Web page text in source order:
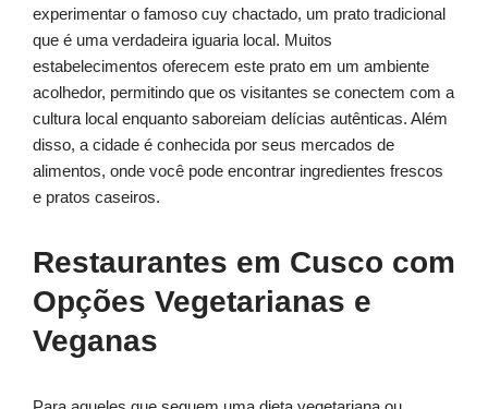
experimentar o famoso cuy chactado, um prato tradicional
que é uma verdadeira iguaria local. Muitos
estabelecimentos oferecem este prato em um ambiente
acolhedor, permitindo que os visitantes se conectem com a
cultura local enquanto saboreiam delícias autênticas. Além
disso, a cidade é conhecida por seus mercados de
alimentos, onde você pode encontrar ingredientes frescos
e pratos caseiros.
Restaurantes em Cusco com
Opções Vegetarianas e
Veganas